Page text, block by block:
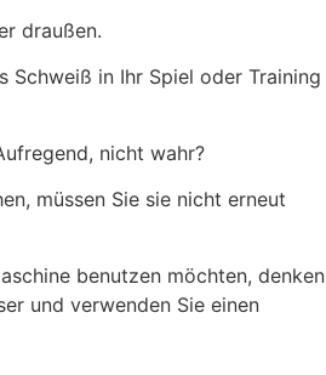
draußen.
Schweiß in Ihr Spiel oder Training
nicht wahr?
müssen Sie sie nicht erneut
benutzen möchten, denken
und verwenden Sie einen